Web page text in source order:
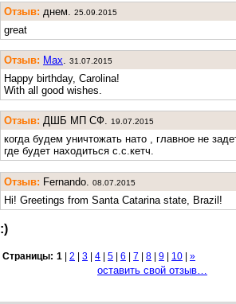
Отзыв: днем. 25.09.2015
great
Отзыв: Max. 31.07.2015
Happy birthday, Carolina!
With all good wishes.
Отзыв: ДШБ МП СФ. 19.07.2015
когда будем уничтожать нато , главное не
где будет находиться с.с.кетч.
Отзыв: Fernando. 08.07.2015
Hi! Greetings from Santa Catarina state, Brazil!
:)
Страницы: 1 2 3 4 5 6 7 8 9 10 »
оставить свой отзыв…